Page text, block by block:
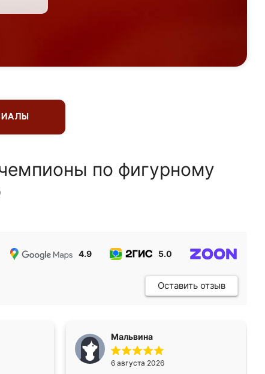
по фигурному
4.9 5.0
Оставить отзыв
Мальвина
6 августа 2026